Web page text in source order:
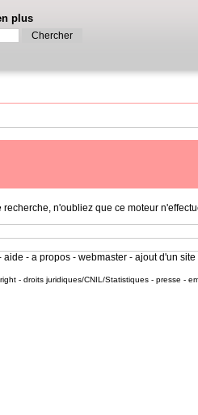
plus
n'oubliez que ce moteur
aide - a propos- webmaster- ajout d'un site
- droits juridiques/CNIL/Statistiques - presse -